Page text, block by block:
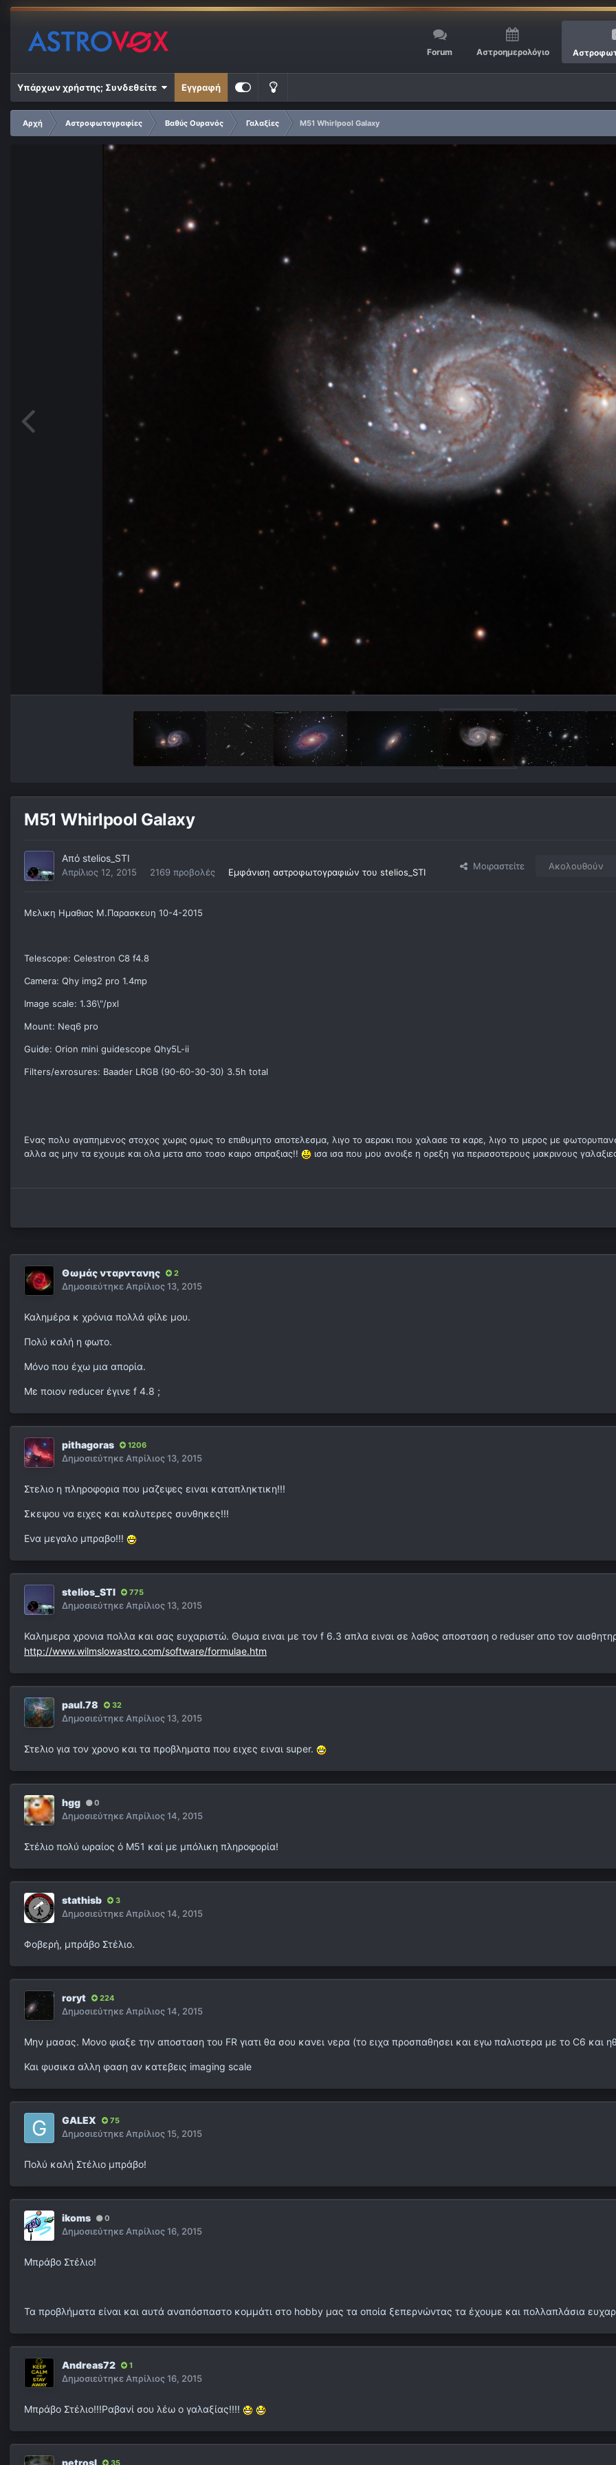
Forum Αστροημερολόγιο
Υπάρχων χρήστης; Συνδεθείτε Εγγραφή
Αρχή Αστροφωτογραφίες Βαθύς Ουρανός Γαλαξίες
M51 Whirlpool Galaxy
M51 Whirlpool Galaxy
Από stelios_STI
Απρίλιος 12, 2015 2169 προβολές Εμφάνιση αστροφωτογραφιών του stelios_STI
Μοιραστείτε Ακολουθούν
Μελικη Ημαθιας Μ.Παρασκευη 10-4-2015
Telescope: Celestron C8 f4.8
Camera: Qhy img2 pro 1.4mp
Image scale: 1.36\"/pxl
Mount: Neq6 pro
Guide: Orion mini guidescope Qhy5L-ii
Filters/exrosures: Baader LRGB (90-60-30-30) 3.5h total
Ενας πολυ αγαπημενος στοχος χωρις ομως το επιθυμητο αποτελεσμα, λιγο το αερακι που χαλασε τα καρε, λιγο το μερος με
αλλα ας μην τα εχουμε και ολα μετα απο τοσο καιρο απραξιας!!
ισα ισα που μου ανοιξε η ορεξη για περισσοτερους μακρινους
Θωμάς νταρντανης 2
ΔημοσιεύτηκεΑπρίλιος 13, 2015
Καλημέρα κ χρόνια πολλά φίλε μου.
Πολύ καλή η φωτο.
Μόνο που έχω μια απορία.
Με ποιον reducer έγινε f 4.8 ;
pithagoras 1206
ΔημοσιεύτηκεΑπρίλιος 13, 2015
Στελιο η πληροφορια που μαζεψες ειναι καταπληκτικη!!!
Σκεψου να ειχες και καλυτερες συνθηκες!!!
Ενα μεγαλο μπραβο!!!
stelios_STI 775
ΔημοσιεύτηκεΑπρίλιος 13, 2015
Καλημερα χρονια πολλα και σας ευχαριστώ. Θωμα ειναι με τον f 6.3 απλα ειναι σε λαθος αποσταση ο reduser απο τον
http://www.wilmslowastro.com/software/formulae.htm
paul.78 32
ΔημοσιεύτηκεΑπρίλιος 13, 2015
Στελιο για τον χρονο και τα προβληματα που ειχες ειναι super.
hgg 0
ΔημοσιεύτηκεΑπρίλιος 14, 2015
Στέλιο πολύ ωραίος ό Μ51 καί με μπόλικη πληροφορία!
stathisb 3
ΔημοσιεύτηκεΑπρίλιος 14, 2015
Φοβερή, μπράβο Στέλιο.
roryt 224
ΔημοσιεύτηκεΑπρίλιος 14, 2015
Μην μασας. Μονο φιαξε την αποσταση του FR γιατι θα σου κανει νερα (το ειχα προσπαθησει και εγω παλιοτερα με το C6 και
Και φυσικα αλλη φαση αν κατεβεις imaging scale
GALEX 75
ΔημοσιεύτηκεΑπρίλιος 15, 2015
Πολύ καλή Στέλιο μπράβο!
ikoms 0
ΔημοσιεύτηκεΑπρίλιος 16, 2015
Μπράβο Στέλιο!
Τα προβλήματα είναι και αυτά αναπόσπαστο κομμάτι στο hobby μας τα οποία ξεπερνώντας τα έχουμε και πολλαπλάσια
Andreas72 1
ΔημοσιεύτηκεΑπρίλιος 16, 2015
Μπράβο Στέλιο!!!Ραβανί σου λέω ο γαλαξίας!!!!
35